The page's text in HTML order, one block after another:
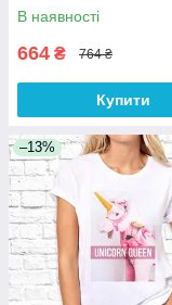
В наявності
664 ₴ 764 ₴
Купити
–13%